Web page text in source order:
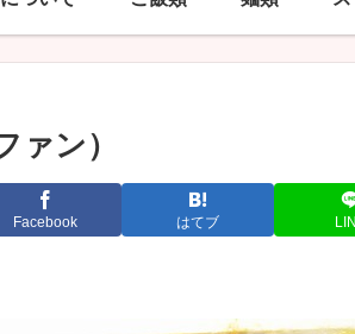
ァン）
Facebook はてブ